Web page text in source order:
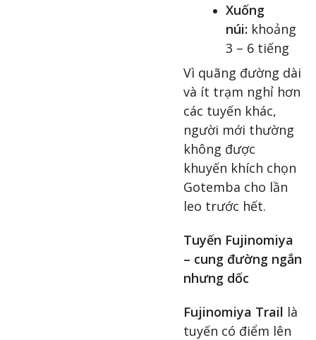
Xuống
núi: khoảng
3 – 6 tiếng
Vì quãng đường dài
và ít trạm nghỉ hơn
các tuyến khác,
người mới thường
không được
khuyến khích chọn
Gotemba cho lần
leo trước hết.
Tuyến Fujinomiya
– cung đường ngắn
nhưng dốc
Fujinomiya Trail là
tuyến có điểm lên